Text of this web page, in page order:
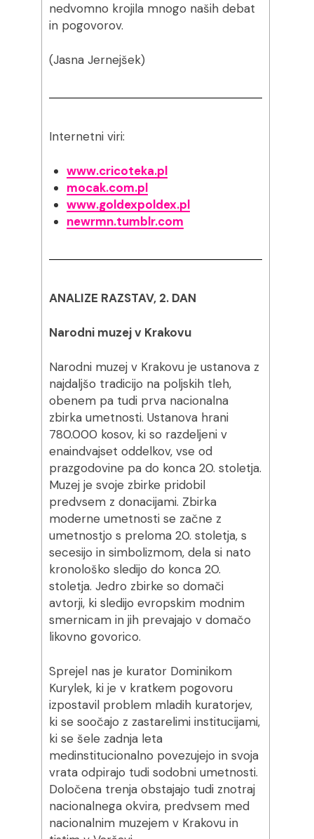
nedvomno krojila mnogo naših debat
in pogovorov.
(Jasna Jernejšek)
Internetni viri:
www.cricoteka.pl
mocak.com.pl
www.goldexpoldex.pl
newrmn.tumblr.com
ANALIZE RAZSTAV, 2. DAN
Narodni muzej v Krakovu
Narodni muzej v Krakovu je ustanova z
najdaljšo tradicijo na poljskih tleh,
obenem pa tudi prva nacionalna
zbirka umetnosti. Ustanova hrani
780.000 kosov, ki so razdeljeni v
enaindvajset oddelkov, vse od
prazgodovine pa do konca 20. stoletja.
Muzej je svoje zbirke pridobil
predvsem z donacijami. Zbirka
moderne umetnosti se začne z
umetnostjo s preloma 20. stoletja, s
secesijo in simbolizmom, dela si nato
kronološko sledijo do konca 20.
stoletja. Jedro zbirke so domači
avtorji, ki sledijo evropskim modnim
smernicam in jih prevajajo v domačo
likovno govorico.
Sprejel nas je kurator Dominikom
Kurylek, ki je v kratkem pogovoru
izpostavil problem mladih kuratorjev,
ki se soočajo z zastarelimi institucijami,
ki se šele zadnja leta
medinstitucionalno povezujejo in svoja
vrata odpirajo tudi sodobni umetnosti.
Določena trenja obstajajo tudi znotraj
nacionalnega okvira, predvsem med
nacionalnim muzejem v Krakovu in